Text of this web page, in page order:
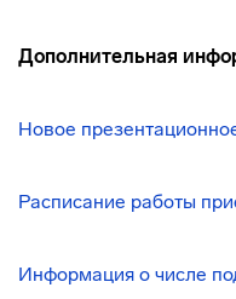
Дополнительная
Новое
Расписание работы
Информация о числе